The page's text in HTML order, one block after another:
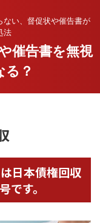
ない、督促状や催告書が
法
催告書を無視
る？
日本債権回収
です。